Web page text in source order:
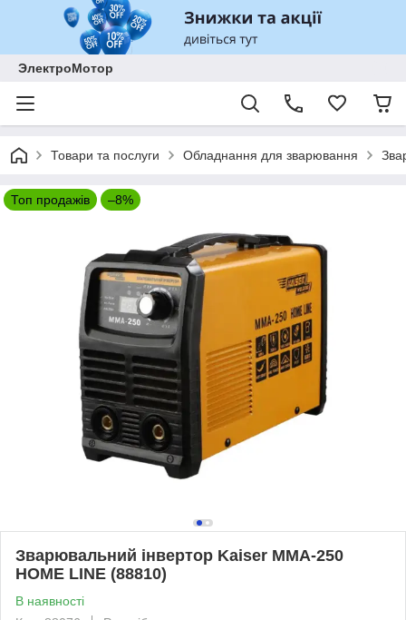
ЭлектроМотор
Товари та послуги Обладнання для зварювання
Топ продажів –8%
Зварювальний інвертор Kaiser MMA-250
HOME LINE (88810)
В наявності